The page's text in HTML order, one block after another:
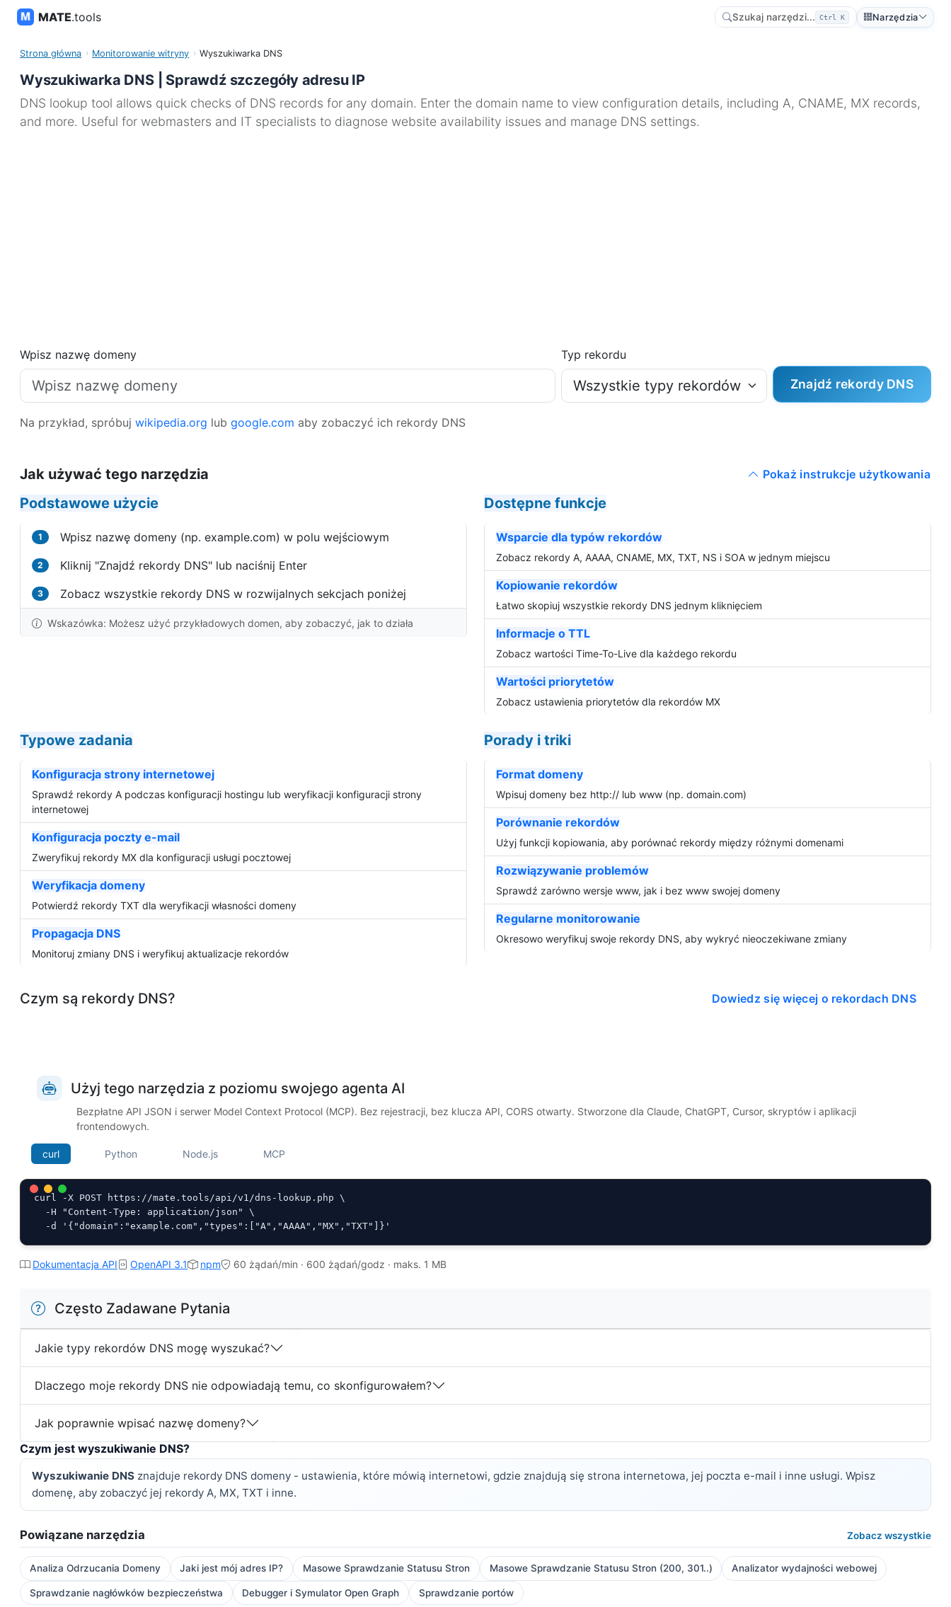
MATE.tools Szukaj narzędzi... Ctrl K Narzędzia
Strona główna Monitorowanie witryny Wyszukiwarka DNS
Wyszukiwarka DNS | Sprawdź szczegóły adresu IP
DNS lookup tool allows quick checks of DNS records for any domain. Enter the domain name to view configuration details, including A, CNAME, MX records,
and more. Useful for webmasters and IT specialists to diagnose website availability issues and manage DNS settings.
Wpisz nazwę domeny Typ rekordu
Znajdź rekordy DNS
Na przykład, spróbuj wikipedia.org lub google.com aby zobaczyć ich rekordy DNS
Jak używać tego narzędzia Pokaż instrukcje użytkowania
Podstawowe użycie
1 Wpisz nazwę domeny (np. example.com) w polu wejściowym
2 Kliknij "Znajdź rekordy DNS" lub naciśnij Enter
3 Zobacz wszystkie rekordy DNS w rozwijalnych sekcjach poniżej
Wskazówka: Możesz użyć przykładowych domen, aby zobaczyć, jak to działa
Dostępne funkcje
Wsparcie dla typów rekordów
Zobacz rekordy A, AAAA, CNAME, MX, TXT, NS i SOA w jednym miejscu
Kopiowanie rekordów
Łatwo skopiuj wszystkie rekordy DNS jednym kliknięciem
Informacje o TTL
Zobacz wartości Time-To-Live dla każdego rekordu
Wartości priorytetów
Zobacz ustawienia priorytetów dla rekordów MX
Typowe zadania
Konfiguracja strony internetowej
Sprawdź rekordy A podczas konfiguracji hostingu lub weryfikacji konfiguracji strony
internetowej
Konfiguracja poczty e-mail
Zweryfikuj rekordy MX dla konfiguracji usługi pocztowej
Weryfikacja domeny
Potwierdź rekordy TXT dla weryfikacji własności domeny
Propagacja DNS
Monitoruj zmiany DNS i weryfikuj aktualizacje rekordów
Porady i triki
Format domeny
Wpisuj domeny bez http:// lub www (np. domain.com)
Porównanie rekordów
Użyj funkcji kopiowania, aby porównać rekordy między różnymi domenami
Rozwiązywanie problemów
Sprawdź zarówno wersje www, jak i bez www swojej domeny
Regularne monitorowanie
Okresowo weryfikuj swoje rekordy DNS, aby wykryć nieoczekiwane zmiany
Czym są rekordy DNS? Dowiedz się więcej o rekordach DNS
Użyj tego narzędzia z poziomu swojego agenta AI
Bezpłatne API JSON i serwer Model Context Protocol (MCP). Bez rejestracji, bez klucza API, CORS otwarty. Stworzone dla Claude, ChatGPT, Cursor, skryptów i aplikacji
frontendowych.
curl Python Node.js MCP
curl -X POST https://mate.tools/api/v1/dns-lookup.php \
  -H "Content-Type: application/json" \
  -d '{"domain":"example.com","types":["A","AAAA","MX","TXT"]}'
Dokumentacja API OpenAPI 3.1 npm 60 żądań/min · 600 żądań/godz · maks. 1 MB
Często Zadawane Pytania
Jakie typy rekordów DNS mogę wyszukać?
Dlaczego moje rekordy DNS nie odpowiadają temu, co skonfigurowałem?
Jak poprawnie wpisać nazwę domeny?
Czym jest wyszukiwanie DNS?
Wyszukiwanie DNS znajduje rekordy DNS domeny - ustawienia, które mówią internetowi, gdzie znajdują się strona internetowa, jej poczta e-mail i inne usługi. Wpisz
domenę, aby zobaczyć jej rekordy A, MX, TXT i inne.
Powiązane narzędzia Zobacz wszystkie
Analiza Odrzucania Domeny Jaki jest mój adres IP? Masowe Sprawdzanie Statusu Stron Masowe Sprawdzanie Statusu Stron (200, 301..) Analizator wydajności webowej
Sprawdzanie nagłówków bezpieczeństwa Debugger i Symulator Open Graph Sprawdzanie portów